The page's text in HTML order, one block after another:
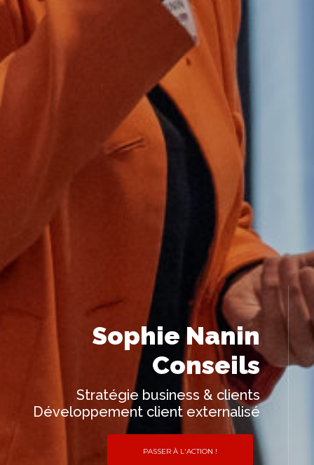
Sophie Nanin
Conseils
Stratégie business & clients
Développement client externalisé
PASSER À L'ACTION !